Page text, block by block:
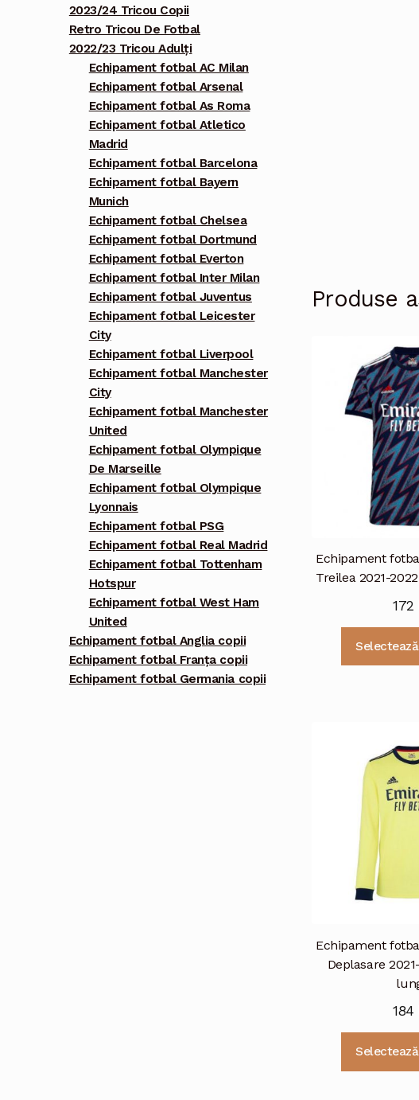
Produse
Echipament
Treilea 2021-
172
Echipament
Deplasare
184
2023/24 Tricou Copii
Retro Tricou De Fotbal
2022/23 Tricou Adulți
Echipament fotbal AC Milan
Echipament fotbal Arsenal
Echipament fotbal As Roma
Echipament fotbal Atletico
Madrid
Echipament fotbal Barcelona
Echipament fotbal Bayern
Munich
Echipament fotbal Chelsea
Echipament fotbal Dortmund
Echipament fotbal Everton
Echipament fotbal Inter Milan
Echipament fotbal Juventus
Echipament fotbal Leicester
City
Echipament fotbal Liverpool
Echipament fotbal Manchester
City
Echipament fotbal Manchester
United
Echipament fotbal Olympique
De Marseille
Echipament fotbal Olympique
Lyonnais
Echipament fotbal PSG
Echipament fotbal Real Madrid
Echipament fotbal Tottenham
Hotspur
Echipament fotbal West Ham
United
Echipament fotbal Anglia copii
Echipament fotbal Franța copii
Echipament fotbal Germania copii